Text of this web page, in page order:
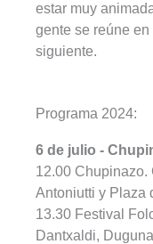
estar muy
gente se reúne
siguiente.
Programa 2024:
6 de julio -
12.00 Chupinazo.
Antoniutti y Plaza
13.30 Festival
Dantxaldi,